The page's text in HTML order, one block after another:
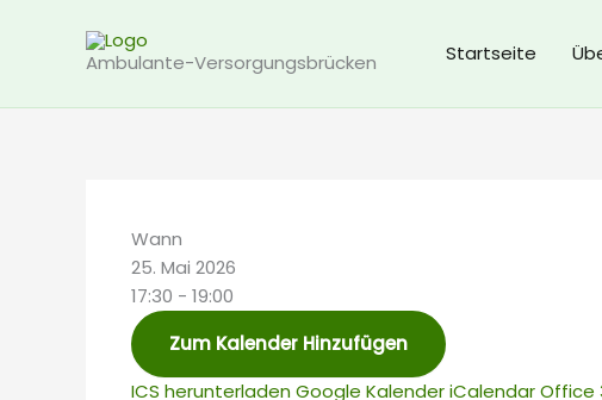
Ambulante-Versorgungsbrücken Startseite
Wann
25. Mai 2026
17:30 - 19:00
Zum Kalender Hinzufügen
ICS herunterladen Google Kalender iCalendar Office